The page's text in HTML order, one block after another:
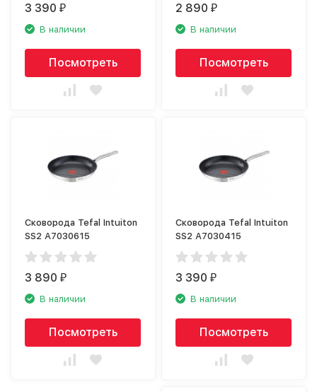
3 390₽
В наличии
Посмотреть
2 890₽
В наличии
Посмотреть
Сковорода Tefal Intuiton
SS2 A7030615
3 890₽
В наличии
Посмотреть
Сковорода Tefal Intuiton
SS2 A7030415
3 390₽
В наличии
Посмотреть